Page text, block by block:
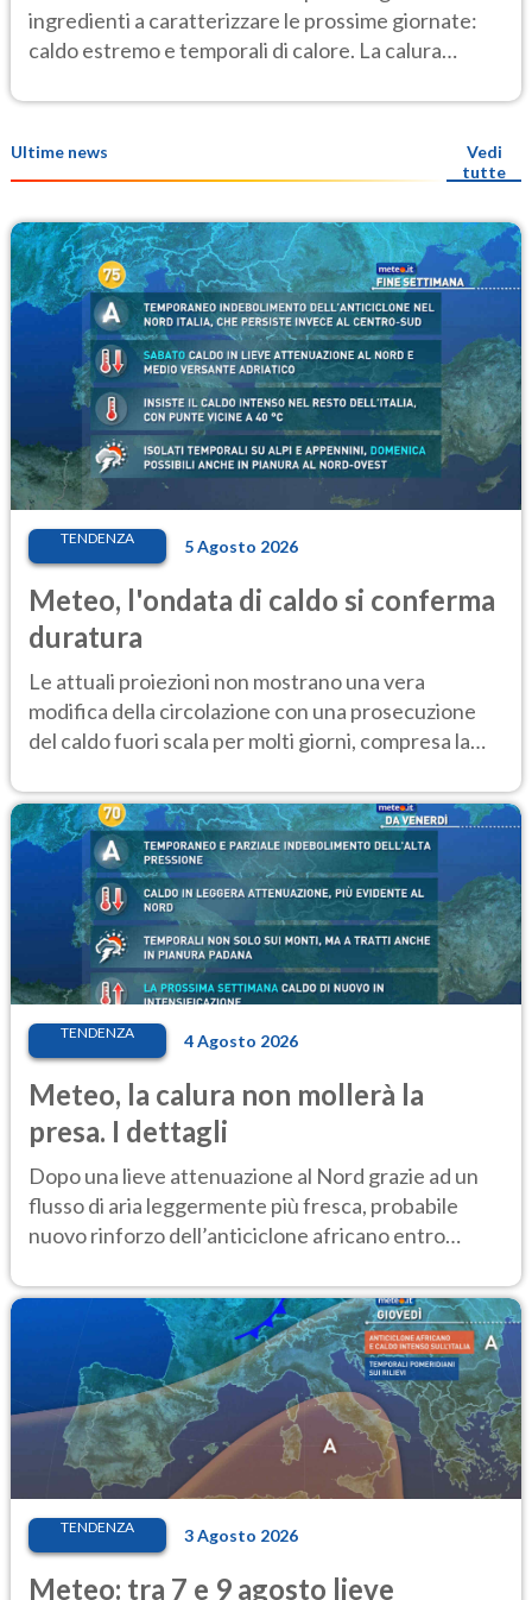
ingredienti a caratterizzare le prossime giornate:
caldo estremo e temporali di calore. La calura
Ultime news
Vedi
tutte
TENDENZA 5 Agosto 2026
Meteo, l'ondata di caldo si conferma
duratura
Le attuali proiezioni non mostrano una vera
modifica della circolazione con una prosecuzione
del caldo fuori scala per molti giorni, compresa la
TENDENZA 4 Agosto 2026
Meteo, la calura non mollerà la
presa. I dettagli
Dopo una lieve attenuazione al Nord grazie ad un
flusso di aria leggermente più fresca, probabile
nuovo rinforzo dell’anticiclone africano entro
TENDENZA 3 Agosto 2026
Meteo: tra 7 e 9 agosto lieve